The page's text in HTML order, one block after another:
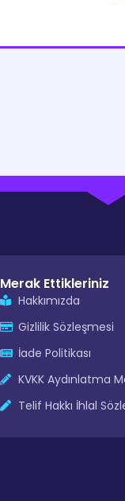
Merak Ettikleriniz
Hakkımızda
Gizlilik Sözleşmesi
İade Politikası
KVKK Aydınlatma
Telif Hakkı İhlal